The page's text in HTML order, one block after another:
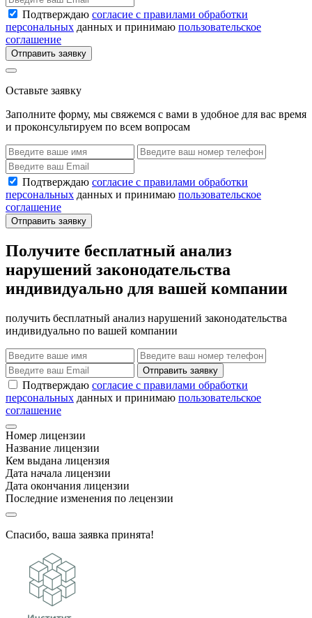
Подтверждаю согласие с правилами обработки
персональных данных и принимаю пользовательское
соглашение
Отправить заявку
Оставьте заявку
Заполните форму, мы свяжемся с вами в удобное для вас время
и проконсультируем по всем вопросам
Подтверждаю согласие с правилами обработки
персональных данных и принимаю пользовательское
соглашение
Отправить заявку
Получите бесплатный анализ
нарушений законодательства
индивидуально для вашей компании
получить бесплатный анализ нарушений законодательства
индивидуально по вашей компании
Отправить заявку
Подтверждаю согласие с правилами обработки
персональных данных и принимаю пользовательское
соглашение
Номер лицензии
Название лицензии
Кем выдана лицензия
Дата начала лицензии
Дата окончания лицензии
Последние изменения по лецензии
Спасибо, ваша заявка принята!